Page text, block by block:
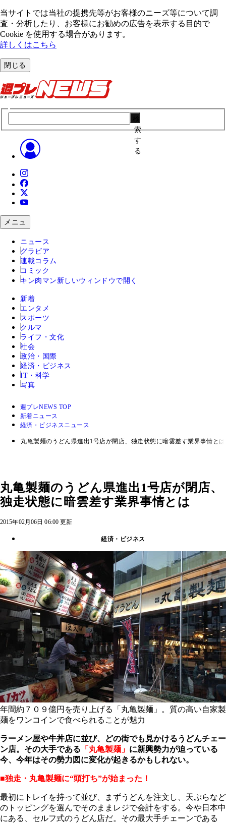
当サイトでは当社の提携先等がお客様のニーズ等について調
査・分析したり、お客様にお勧めの広告を表⽰する⽬的で
Cookie を使⽤する場合があります。
詳しくはこちら
閉じる
索
す
る
メニュ
ニュース
グラビア
連載コラム
コミック
キン肉マン 新しいウィンドウで開く
新着
エンタメ
スポーツ
クルマ
ライフ・文化
社会
政治・国際
経済・ビジネス
IT・科学
写真
週プレNEWS TOP
新着ニュース
経済・ビジネスニュース
丸亀製麺のうどん県進出1号店が閉店、独走状態に暗雲差す業界事情とは
丸亀製麺のうどん県進出1号店が閉店、
独走状態に暗雲差す業界事情とは
2015年02月06日 06:00 更新
経済・ビジネス
年間約７０９億円を売り上げる「丸亀製麺」。質の高い自家製
麺をワンコインで食べられることが魅力
ラーメン屋や牛丼店に並び、どの街でも見かけるうどんチェー
ン店。その大手である 「丸亀製麺」 に新興勢力が迫っている
今、今年はその勢力図に変化が起きるかもしれない。
■独走・丸亀製麺に“頭打ち”が始まった！
最初にトレイを持って並び、まずうどんを注文し、天ぷらなど
のトッピングを選んでそのままレジで会計をする。今や日本中
にある、セルフ式のうどん店だ。その最大手チェーンである